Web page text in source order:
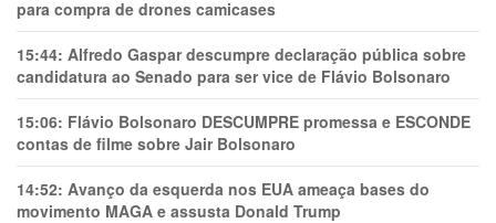
para compra de drones camicases
15:44: Alfredo Gaspar descumpre declaração pública sobre
candidatura ao Senado para ser vice de Flávio Bolsonaro
15:06: Flávio Bolsonaro DESCUMPRE promessa e ESCONDE
contas de filme sobre Jair Bolsonaro
14:52: Avanço da esquerda nos EUA ameaça bases do
movimento MAGA e assusta Donald Trump